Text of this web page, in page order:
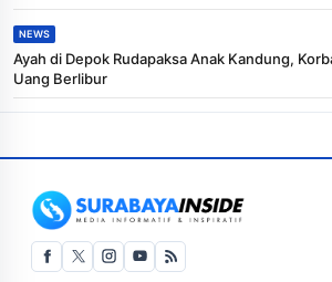
NEWS
Ayah di Depok Rudapaksa Anak Kandung,
Uang Berlibur